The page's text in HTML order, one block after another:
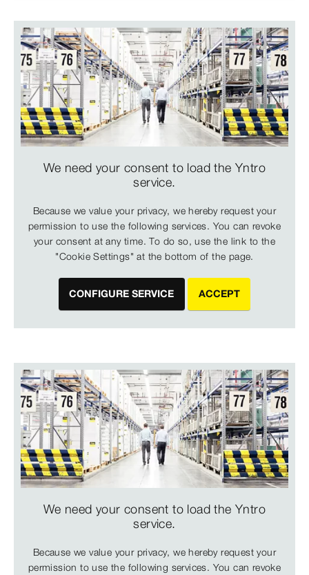
We need your consent to load the Yntro
service.
Because we value your privacy, we hereby request your
permission to use the following services. You can revoke
your consent at any time. To do so, use the link to the
"Cookie Settings" at the bottom of the page.
CONFIGURE SERVICE ACCEPT
We need your consent to load the Yntro
service.
Because we value your privacy, we hereby request your
permission to use the following services. You can revoke